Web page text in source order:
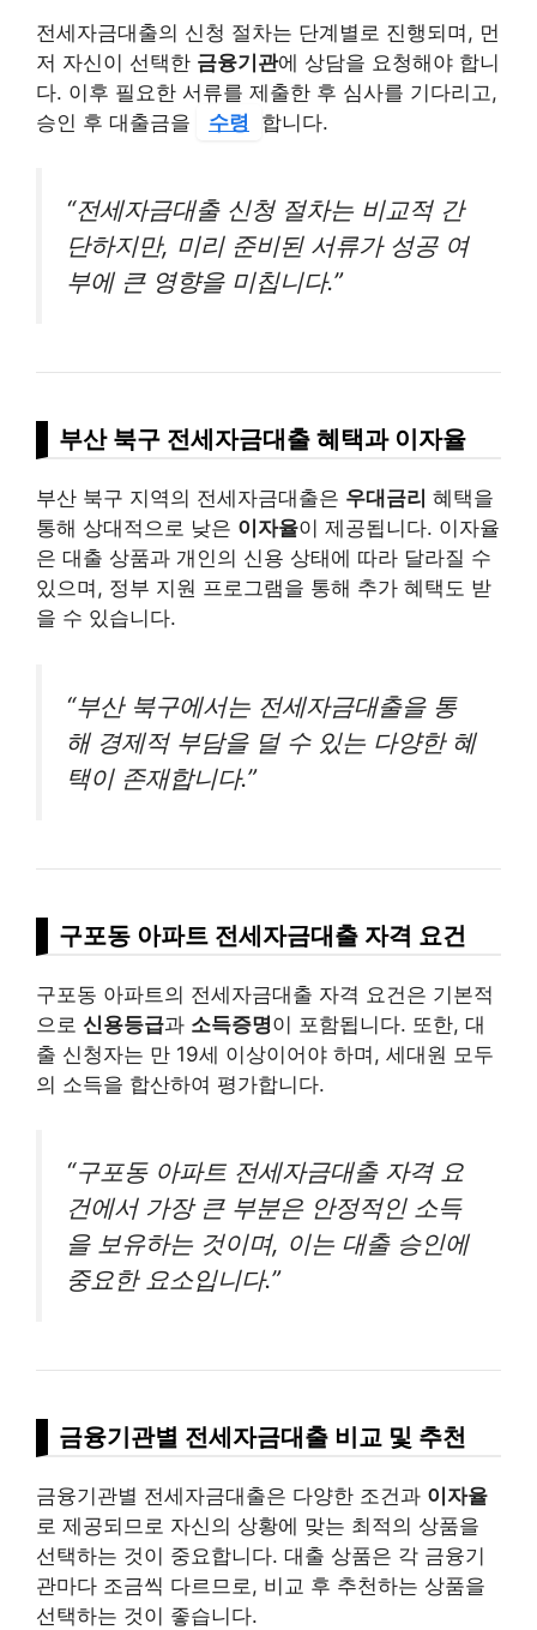
전세자금대출의 신청 절차는 단계별로 진행되며, 먼
저 자신이 선택한 금융기관에 상담을 요청해야 합니
다. 이후 필요한 서류를 제출한 후 심사를 기다리고,
승인 후 대출금을
수령 합니다.
“전세자금대출 신청 절차는 비교적 간
단하지만, 미리 준비된 서류가 성공 여
부에 큰 영향을 미칩니다.”
부산 북구 전세자금대출 혜택과 이자율
부산 북구 지역의 전세자금대출은 우대금리 혜택을
통해 상대적으로 낮은 이자율이 제공됩니다. 이자율
은 대출 상품과 개인의 신용 상태에 따라 달라질 수
있으며, 정부 지원 프로그램을 통해 추가 혜택도 받
을 수 있습니다.
“부산 북구에서는 전세자금대출을 통
해 경제적 부담을 덜 수 있는 다양한 혜
택이 존재합니다.”
구포동 아파트 전세자금대출 자격 요건
구포동 아파트의 전세자금대출 자격 요건은 기본적
으로 신용등급과 소득증명이 포함됩니다. 또한, 대
출 신청자는 만 19세 이상이어야 하며, 세대원 모두
의 소득을 합산하여 평가합니다.
“구포동 아파트 전세자금대출 자격 요
건에서 가장 큰 부분은 안정적인 소득
을 보유하는 것이며, 이는 대출 승인에
중요한 요소입니다.”
금융기관별 전세자금대출 비교 및 추천
금융기관별 전세자금대출은 다양한 조건과 이자율
로 제공되므로 자신의 상황에 맞는 최적의 상품을
선택하는 것이 중요합니다. 대출 상품은 각 금융기
관마다 조금씩 다르므로, 비교 후 추천하는 상품을
선택하는 것이 좋습니다.